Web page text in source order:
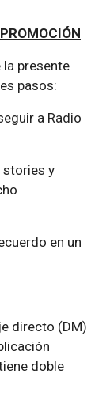
la presente
pasos:
a Radio
stories y
en un
directo (DM)
doble